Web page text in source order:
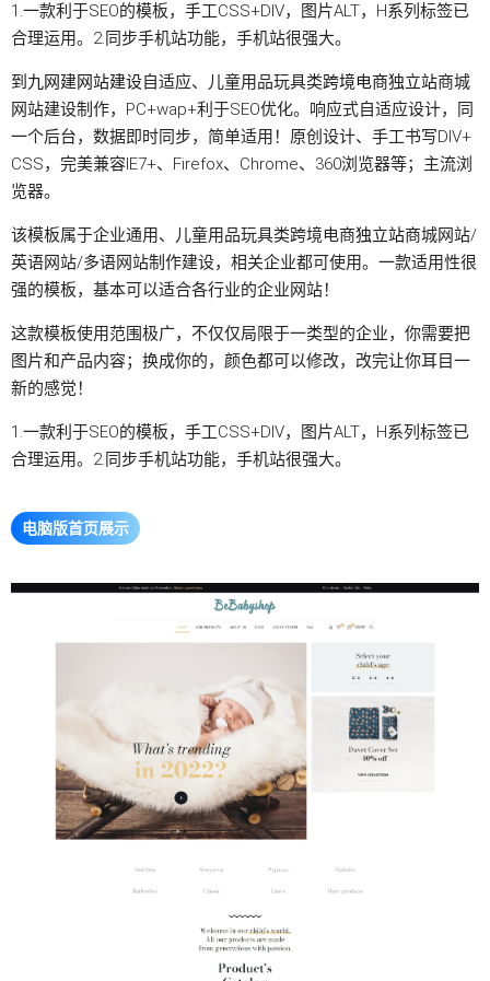
1.一款利于SEO的模板，手工CSS+DIV，图片ALT，H系列标签已
合理运用。2.同步手机站功能，手机站很强大。
到九网建网站建设自适应、儿童用品玩具类跨境电商独立站商城
网站建设制作，PC+wap+利于SEO优化。响应式自适应设计，同
一个后台，数据即时同步，简单适用！原创设计、手工书写DIV+
CSS，完美兼容IE7+、Firefox、Chrome、360浏览器等；主流浏
览器。
该模板属于企业通用、儿童用品玩具类跨境电商独立站商城网站/
英语网站/多语网站制作建设，相关企业都可使用。一款适用性很
强的模板，基本可以适合各行业的企业网站！
这款模板使用范围极广，不仅仅局限于一类型的企业，你需要把
图片和产品内容；换成你的，颜色都可以修改，改完让你耳目一
新的感觉！
1.一款利于SEO的模板，手工CSS+DIV，图片ALT，H系列标签已
合理运用。2.同步手机站功能，手机站很强大。
电脑版首页展示